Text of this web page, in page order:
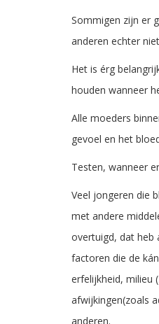
Sommigen zijn er
anderen echter
Het is érg
houden wanneer
Alle moeders
gevoel en het
Testen, wanneer
Veel jongeren die
met andere
overtuigd, dat heb
factoren die de
erfelijkheid, milieu
afwijkingen(zoals
anderen.